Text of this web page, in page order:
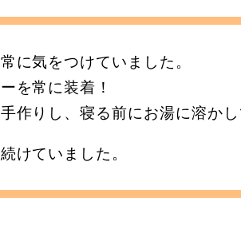
に気をつけていました。
を常に装着！
作りし、寝る前にお湯に溶かし
けていました。